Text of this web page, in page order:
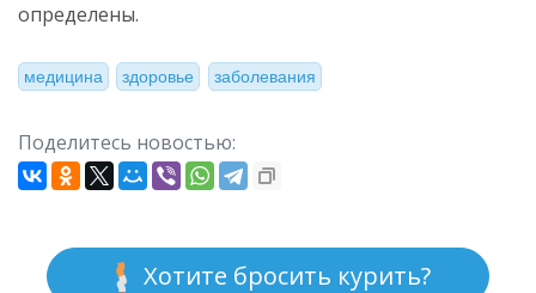
определены.
медицина здоровье заболевания
Поделитесь новостью:
Хотите бросить курить?